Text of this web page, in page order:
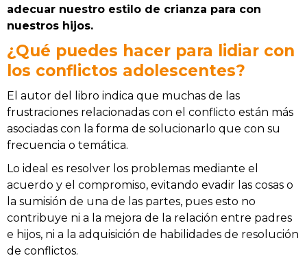
adecuar nuestro estilo de crianza para con
nuestros hijos.
¿Qué puedes hacer para lidiar con
los conflictos adolescentes?
El autor del libro indica que muchas de las
frustraciones relacionadas con el conflicto están más
asociadas con la forma de solucionarlo que con su
frecuencia o temática.
Lo ideal es resolver los problemas mediante el
acuerdo y el compromiso, evitando evadir las cosas o
la sumisión de una de las partes, pues esto no
contribuye ni a la mejora de la relación entre padres
e hijos, ni a la adquisición de habilidades de resolución
de conflictos.